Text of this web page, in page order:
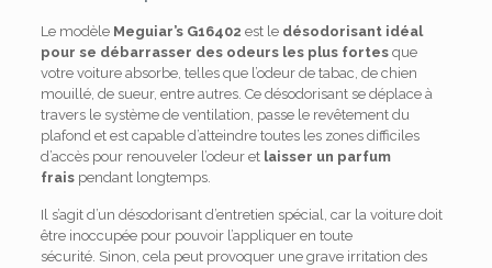
Le modèle Meguiar’s G16402 est le désodorisant idéal
pour se débarrasser des odeurs les plus fortesque
votre voiture absorbe, telles que l’odeur de tabac, de chien
mouillé, de sueur, entre autres. Ce désodorisant se déplace à
travers le système de ventilation, passe le revêtement du
plafond et est capable d’atteindre toutes les zones difficiles
d’accès pour renouveler l’odeur et laisser un parfum
fraispendant longtemps.
Il s’agit d’un désodorisant d’entretien spécial, car la voiture doit
être inoccupée pour pouvoir l’appliquer en toute
sécurité. Sinon, cela peut provoquer une grave irritation des